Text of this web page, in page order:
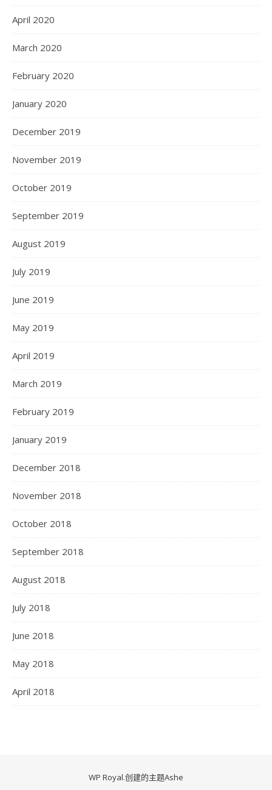
April 2020
March 2020
February 2020
January 2020
December 2019
November 2019
October 2019
September 2019
August 2019
July 2019
June 2019
May 2019
April 2019
March 2019
February 2019
January 2019
December 2018
November 2018
October 2018
September 2018
August 2018
July 2018
June 2018
May 2018
April 2018
WP Royal.创建的主题Ashe